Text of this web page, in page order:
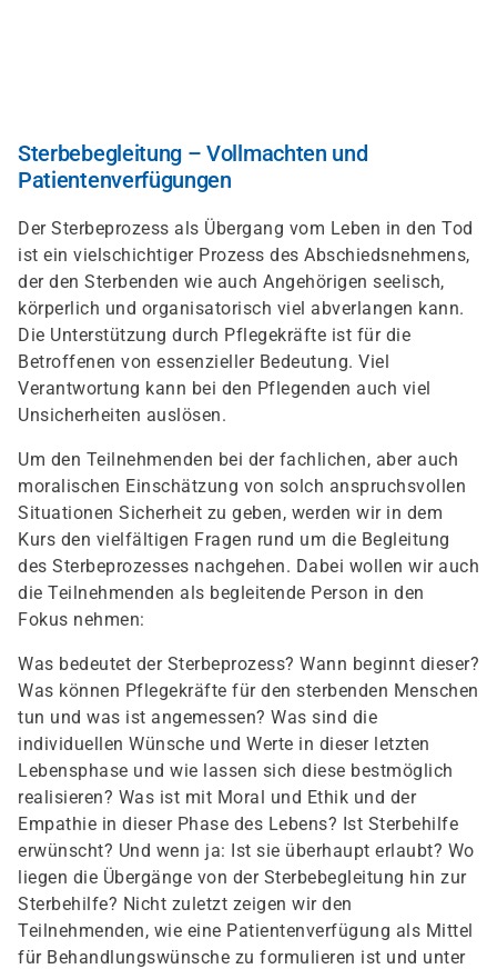
Sterbebegleitung – Vollmachten und
Patientenverfügungen
Der Sterbeprozess als Übergang vom Leben in den Tod
ist ein vielschichtiger Prozess des Abschiedsnehmens,
der den Sterbenden wie auch Angehörigen seelisch,
körperlich und organisatorisch viel abverlangen kann.
Die Unterstützung durch Pflegekräfte ist für die
Betroffenen von essenzieller Bedeutung. Viel
Verantwortung kann bei den Pflegenden auch viel
Unsicherheiten auslösen.
Um den Teilnehmenden bei der fachlichen, aber auch
moralischen Einschätzung von solch anspruchsvollen
Situationen Sicherheit zu geben, werden wir in dem
Kurs den vielfältigen Fragen rund um die Begleitung
des Sterbeprozesses nachgehen. Dabei wollen wir auch
die Teilnehmenden als begleitende Person in den
Fokus nehmen:
Was bedeutet der Sterbeprozess? Wann beginnt dieser?
Was können Pflegekräfte für den sterbenden Menschen
tun und was ist angemessen? Was sind die
individuellen Wünsche und Werte in dieser letzten
Lebensphase und wie lassen sich diese bestmöglich
realisieren? Was ist mit Moral und Ethik und der
Empathie in dieser Phase des Lebens? Ist Sterbehilfe
erwünscht? Und wenn ja: Ist sie überhaupt erlaubt? Wo
liegen die Übergänge von der Sterbebegleitung hin zur
Sterbehilfe? Nicht zuletzt zeigen wir den
Teilnehmenden, wie eine Patientenverfügung als Mittel
für Behandlungswünsche zu formulieren ist und unter